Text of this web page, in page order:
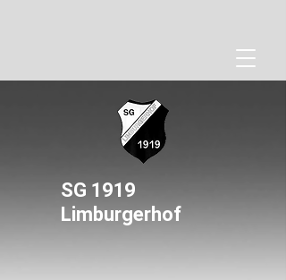
SG 1919
Limburgerhof